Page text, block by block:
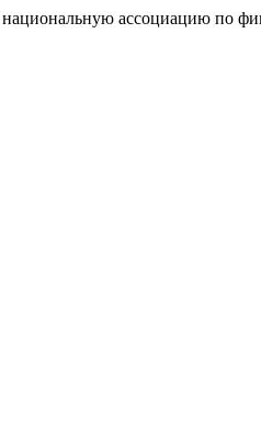
ассоциацию по